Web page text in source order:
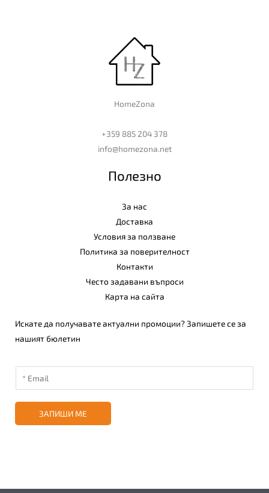
HomeZona
+359 885 204 378
info@homezona.net
Полезно
За нас
Доставка
Условия за ползване
Политика за поверителност
Контакти
Често задавани въпроси
Карта на сайта
Искате да получавате актуални промоции? Запишете се за
нашият бюлетин
ЗАПИШИ МЕ